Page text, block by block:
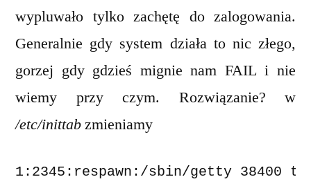
wypluwało tylko zachętę do zalogowania.
Generalnie gdy system działa to nic złego,
gorzej gdy gdzieś mignie nam FAIL i nie
wiemy przy czym. Rozwiązanie? w
/etc/inittabzmieniamy
1:2345:respawn:/sbin/getty 38400